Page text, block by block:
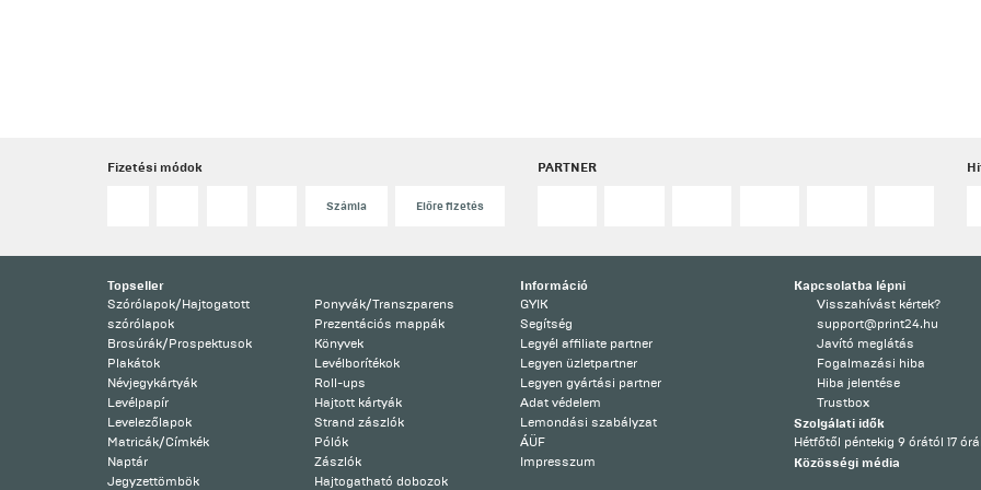
Fizetési módok
Számla Előre fizetés
PARTNER
Topseller
Szórólapok/Hajtogatott
szórólapok
Brosúrák/Prospektusok
Plakátok
Névjegykártyák
Levélpapír
Levelezőlapok
Matricák/Címkék
Naptár
Jegyzettömbök
Ponyvák/Transzparens
Prezentációs mappák
Könyvek
Levélborítékok
Roll-ups
Hajtott kártyák
Strand zászlók
Pólók
Zászlók
Hajtogatható dobozok
Információ
GYIK
Segítség
Legyél affiliate partner
Legyen üzletpartner
Legyen gyártási partner
Adat védelem
Lemondási szabályzat
ÁÜF
Impresszum
Kapcsolatba lépni
Visszahívást kértek?
support@print24.hu
Javító meglátás
Fogalmazási hiba
Hiba jelentése
Trustbox
Szolgálati idők
Hétfőtől péntekig 9 órától 17
Közösségi média